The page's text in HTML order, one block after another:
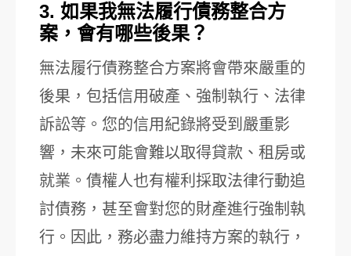
3. 如果我無法履行債務整合方
案，會有哪些後果？
無法履行債務整合方案將會帶來嚴重的
後果，包括信用破產、強制執行、法律
訴訟等。您的信用紀錄將受到嚴重影
響，未來可能會難以取得貸款、租房或
就業。債權人也有權利採取法律行動追
討債務，甚至會對您的財產進行強制執
行。因此，務必盡力維持方案的執行，